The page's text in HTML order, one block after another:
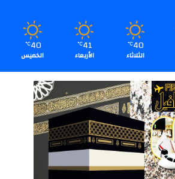
40
℃
الثلاثاء
41
℃
الأربعاء
40
℃
الخميس